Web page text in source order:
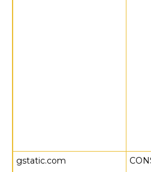
gstatic.com